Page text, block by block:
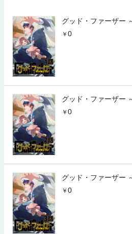
グッド・ファーザー
0
グッド・ファーザー
0
グッド・ファーザー
0